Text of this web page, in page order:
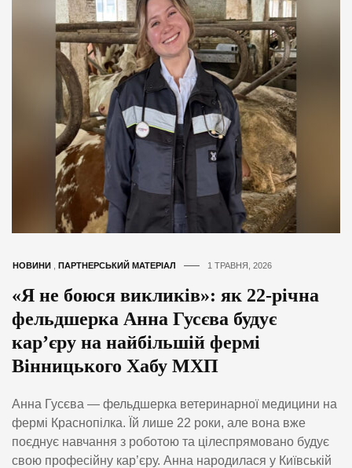
НОВИНИ ПАРТНЕРСЬКИЙ МАТЕРІАЛ 1 ТРАВНЯ, 2026
«Я не боюся викликів»: як 22-річна
фельдшерка Анна Гусєва будує
кар’єру на найбільшій фермі
Вінницького Хабу МХП
Анна Гусєва — фельдшерка ветеринарної медицини на
фермі Краснопілка. Їй лише 22 роки, але вона вже
поєднує навчання з роботою та цілеспрямовано будує
свою професійну кар’єру. Анна народилася у Київській